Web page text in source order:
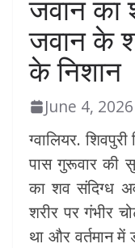
जवान का
जवान के
के निशान
June 4, 2026
ग्वालियर.
पास गुरूवार की
का शव संदिग्ध
शरीर पर गंभीर
था और वर्तमान में